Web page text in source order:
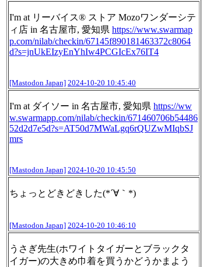
I'm at リーバイス® ストア Mozoワンダーシテ
ィ店 in 名古屋市, 愛知県 https://www.swarmap
p.com/nilab/checkin/67145f890181463372c8064
d?s=jnUkEIzyEnYhIw4PCGIcEx76IT4
[Mastodon Japan] 2024-10-20 10:45:40
I'm at ダイソー in 名古屋市, 愛知県 https://ww
w.swarmapp.com/nilab/checkin/671460706b54486
52d2d7e5d?s=AT50d7MWaLgq6rQUZwMIqbSJ
mrs
[Mastodon Japan] 2024-10-20 10:45:50
ちょっとどきどきした(*´∀｀*)
[Mastodon Japan] 2024-10-20 10:46:10
うさぎ先生(ホワイトタイガーとブラックタ
イガー)の大きめ巾着を買うかどうかまよう